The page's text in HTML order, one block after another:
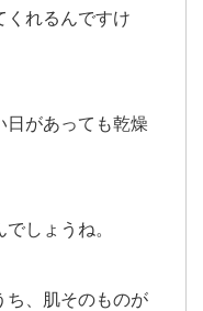
くれるんですけ
日があっても乾燥
しょうね。
ち、肌そのものが